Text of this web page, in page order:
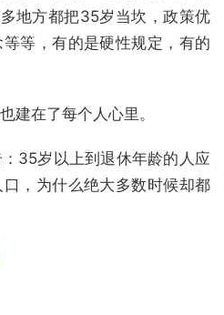
地方都把35岁当坎，政策优
等，有的是硬性规定，有的
建在了每个人心里。
35岁以上到退休年龄的人应
，为什么绝大多数时候却都